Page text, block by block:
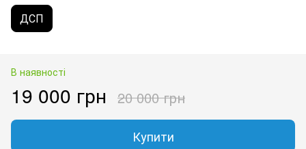
ДСП
В наявності
19 000 грн 20 000 грн
Купити